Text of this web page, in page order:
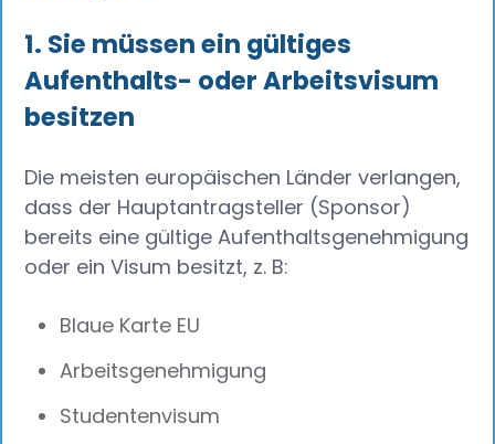
1. Sie müssen ein gültiges
Aufenthalts- oder Arbeitsvisum
besitzen
Die meisten europäischen Länder verlangen,
dass der Hauptantragsteller (Sponsor)
bereits eine gültige Aufenthaltsgenehmigung
oder ein Visum besitzt, z. B:
Blaue Karte EU
Arbeitsgenehmigung
Studentenvisum